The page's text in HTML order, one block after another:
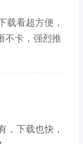
载看超方便，
不卡，强烈推
，下载也快，